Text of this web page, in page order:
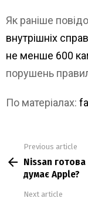
Як раніше
внутрішніх
не менше 600
порушень
По матеріалах:
more
Previous article
Nissan
думає Apple?
Next article